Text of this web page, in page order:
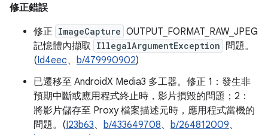
修正錯誤
修正 ImageCapture OUTPUT_FORMAT_RAW_JPEG
記憶體內擷取 IllegalArgumentException
問題。
(Id4eec、 b/479990902)
已遷移至 AndroidX Media3 多工器。修正 1：發生非
預期中斷或應用程式終止時，影片損毀的問題；2：
將影片儲存至 Proxy 檔案描述元時，應用程式當機的
問題。(I23b63、 b/433649708、 b/264812009、